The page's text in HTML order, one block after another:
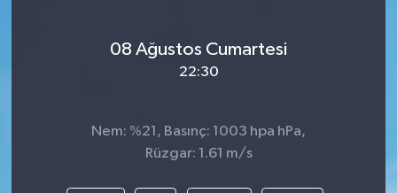
08 Ağustos Cumartesi
22:30
Nem: %21, Basınç: 1003 hpa hPa,
Rüzgar: 1.61 m/s
İlçe Haberleri